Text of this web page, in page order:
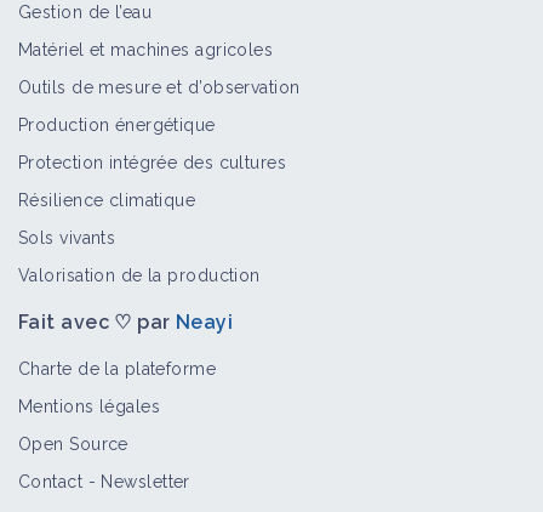
Adventices annuelles
Lampourde commune
Gestion de l’eau
Matériel et machines agricoles
Outils de mesure et d’observation
Production énergétique
Protection intégrée des cultures
Résilience climatique
Sols vivants
Valorisation de la production
Fait avec ♡ par Neayi
Charte de la plateforme
Mentions légales
Open Source
Contact - Newsletter